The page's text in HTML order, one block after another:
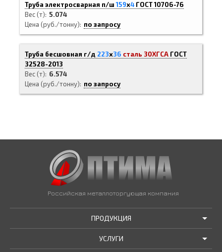
Труба электросварная п/ш159х4 ГОСТ 10706-76
Вес (т) 5.074
Цена (руб./тонну)
по запросу
Труба бесшовная г/д 223х36 сталь 30ХГСА ГОСТ
32528-2013
Вес (т)
6.574
Цена (руб./тонну)
по запросу
Российская металлоторгующая компания
ПРОДУКЦИЯ
АКЦИИ И РАСПРОДАЖИ
УСЛУГИ